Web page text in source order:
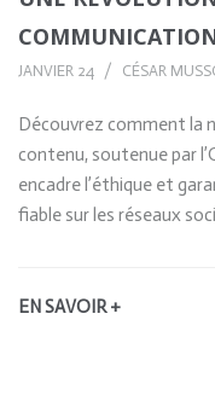
JANVIER 24 CÉSAR
Découvrez comment la
contenu, soutenue par
encadre l’éthique et
fiable sur les réseaux
EN SAVOIR +